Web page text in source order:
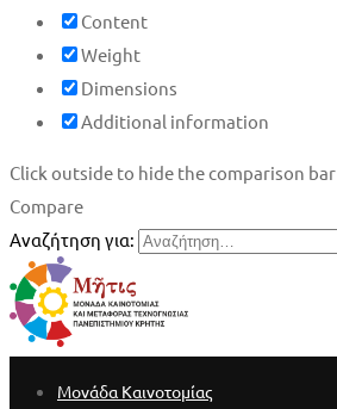
Content
Weight
Dimensions
Additional information
Click outside to hide the comparison bar
Compare
Αναζήτηση για:
Μονάδα Καινοτομίας